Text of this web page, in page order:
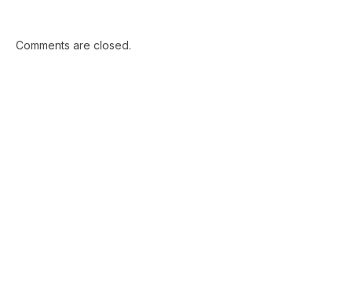
Comments are closed.